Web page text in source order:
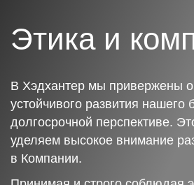
Этика и
В Хэдхантер мы привержены
устойчивого развития нашего
долгосрочной перспективе.
уделяем высокое внимание
в Компании.